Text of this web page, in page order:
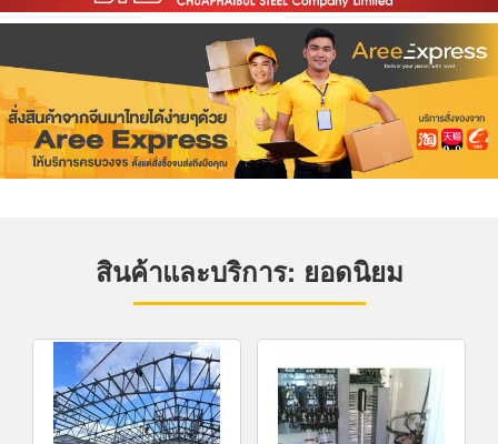
สินค้าและบริการ: ยอดนิยม